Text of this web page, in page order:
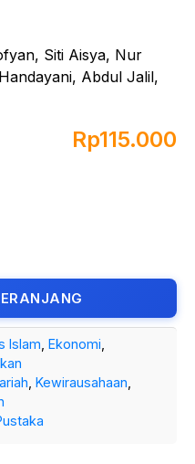
Siti Aisya, Nur
Abdul Jalil,
Rp115.000
Islam Ekonomi
Kewirausahaan